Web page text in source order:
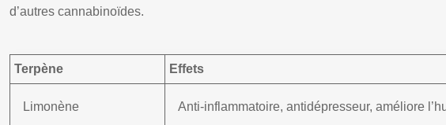
d’autres cannabinoïdes.
Terpène Effets
Limonène Anti-inflammatoire, antidépresseur, améliore